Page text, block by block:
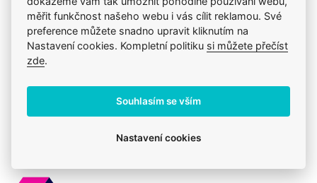
Jsme zkušení veterináři
Pomůžeme s výběrem, výživou i problémem.
Prodáváme to, čemu věříme
měřit funkčnost našeho webu i vás cílit reklamou. Své
preference můžete snadno upravit kliknutím na
Nastavení cookies. Kompletní politiku si můžete přečíst
zde.
Souhlasím se vším
Nastavení cookies